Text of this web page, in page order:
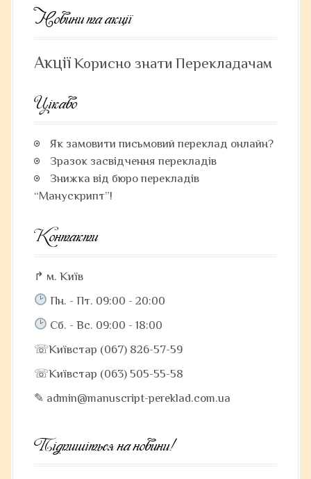
Новини та акції
АкціїКорисно знати Перекладачам
Цікаво
Як замовити письмовий переклад онлайн?
Зразок засвідчення перекладів
Знижка від бюро перекладів
“Манускрипт”!
Контакти
↱ м. Київ
Пн. - Пт. 09:00 - 20:00
Сб. - Вс. 09:00 - 18:00
☏Київстар (067) 826-57-59
☏Київстар (063) 505-55-58
✎ admin@manuscript-pereklad.com.ua
Підпишіться на новини!